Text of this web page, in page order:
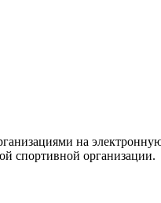
на
спортивной организации.